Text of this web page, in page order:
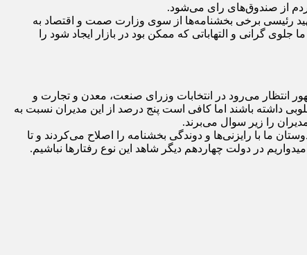
از صندوق‌های رای می‌شود.
رئیسی برخی بخشنامه‌ها از سوی وزارت صمت و اقتصاد به
گرانی و التهاباتی که ممکن بود در بازار ایجاد شود را
انتظار می‌رود در انتخابات وزرای صنعت، معدن و تجارت و
مربوطه در این وزارت خانه عملکرد مطلوبی داشته باشند اما کافی است پنج درصد از این مدیران نسبت به
را زیر سوال می‌برند.
ما با رایزنی‌ها و دوندگی‌ بخشنامه را اصلاح می‌کردند و تا
در دولت چهاردهم دیگر شاهد این نوع رفتارها نباشیم.